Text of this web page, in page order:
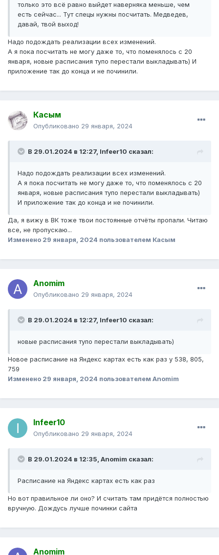
только это всё равно выйдет наверняка меньше, чем
есть сейчас... Тут спецы нужны посчитать. Медведев,
давай, твой выход!
Надо подождать реализации всех изменений.
А я пока посчитать не могу даже то, что поменялось с 20
января, новые расписания тупо перестали выкладывать) И
приложение так до конца и не починили.
Касым
Опубликовано 29 января, 2024
В 29.01.2024 в 12:27, Infeer10 сказал:
Надо подождать реализации всех изменений.
А я пока посчитать не могу даже то, что поменялось с 20
января, новые расписания тупо перестали выкладывать)
И приложение так до конца и не починили.
Да, я вижу в ВК тоже твои постоянные отчёты пропали. Читаю
все, не пропускаю...
Изменено 29 января, 2024 пользователем Касым
Anomim
Опубликовано 29 января, 2024
В 29.01.2024 в 12:27, Infeer10 сказал:
новые расписания тупо перестали выкладывать)
Новое расписание на Яндекс картах есть как раз у 538, 805,
759
Изменено 29 января, 2024 пользователем Anomim
Infeer10
Опубликовано 29 января, 2024
В 29.01.2024 в 12:35, Anomim сказал:
Расписание на Яндекс картах есть как раз
Но вот правильное ли оно? И считать там придётся полностью
вручную. Дождусь лучше починки сайта
Anomim